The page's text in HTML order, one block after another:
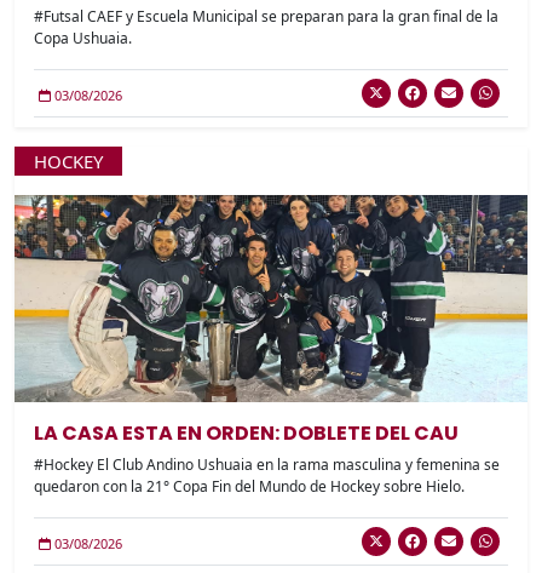
#Futsal CAEF y Escuela Municipal se preparan para la gran final de la
Copa Ushuaia.
03/08/2026
HOCKEY
LA CASA ESTA EN ORDEN: DOBLETE DEL CAU
#Hockey El Club Andino Ushuaia en la rama masculina y femenina se
quedaron con la 21° Copa Fin del Mundo de Hockey sobre Hielo.
03/08/2026